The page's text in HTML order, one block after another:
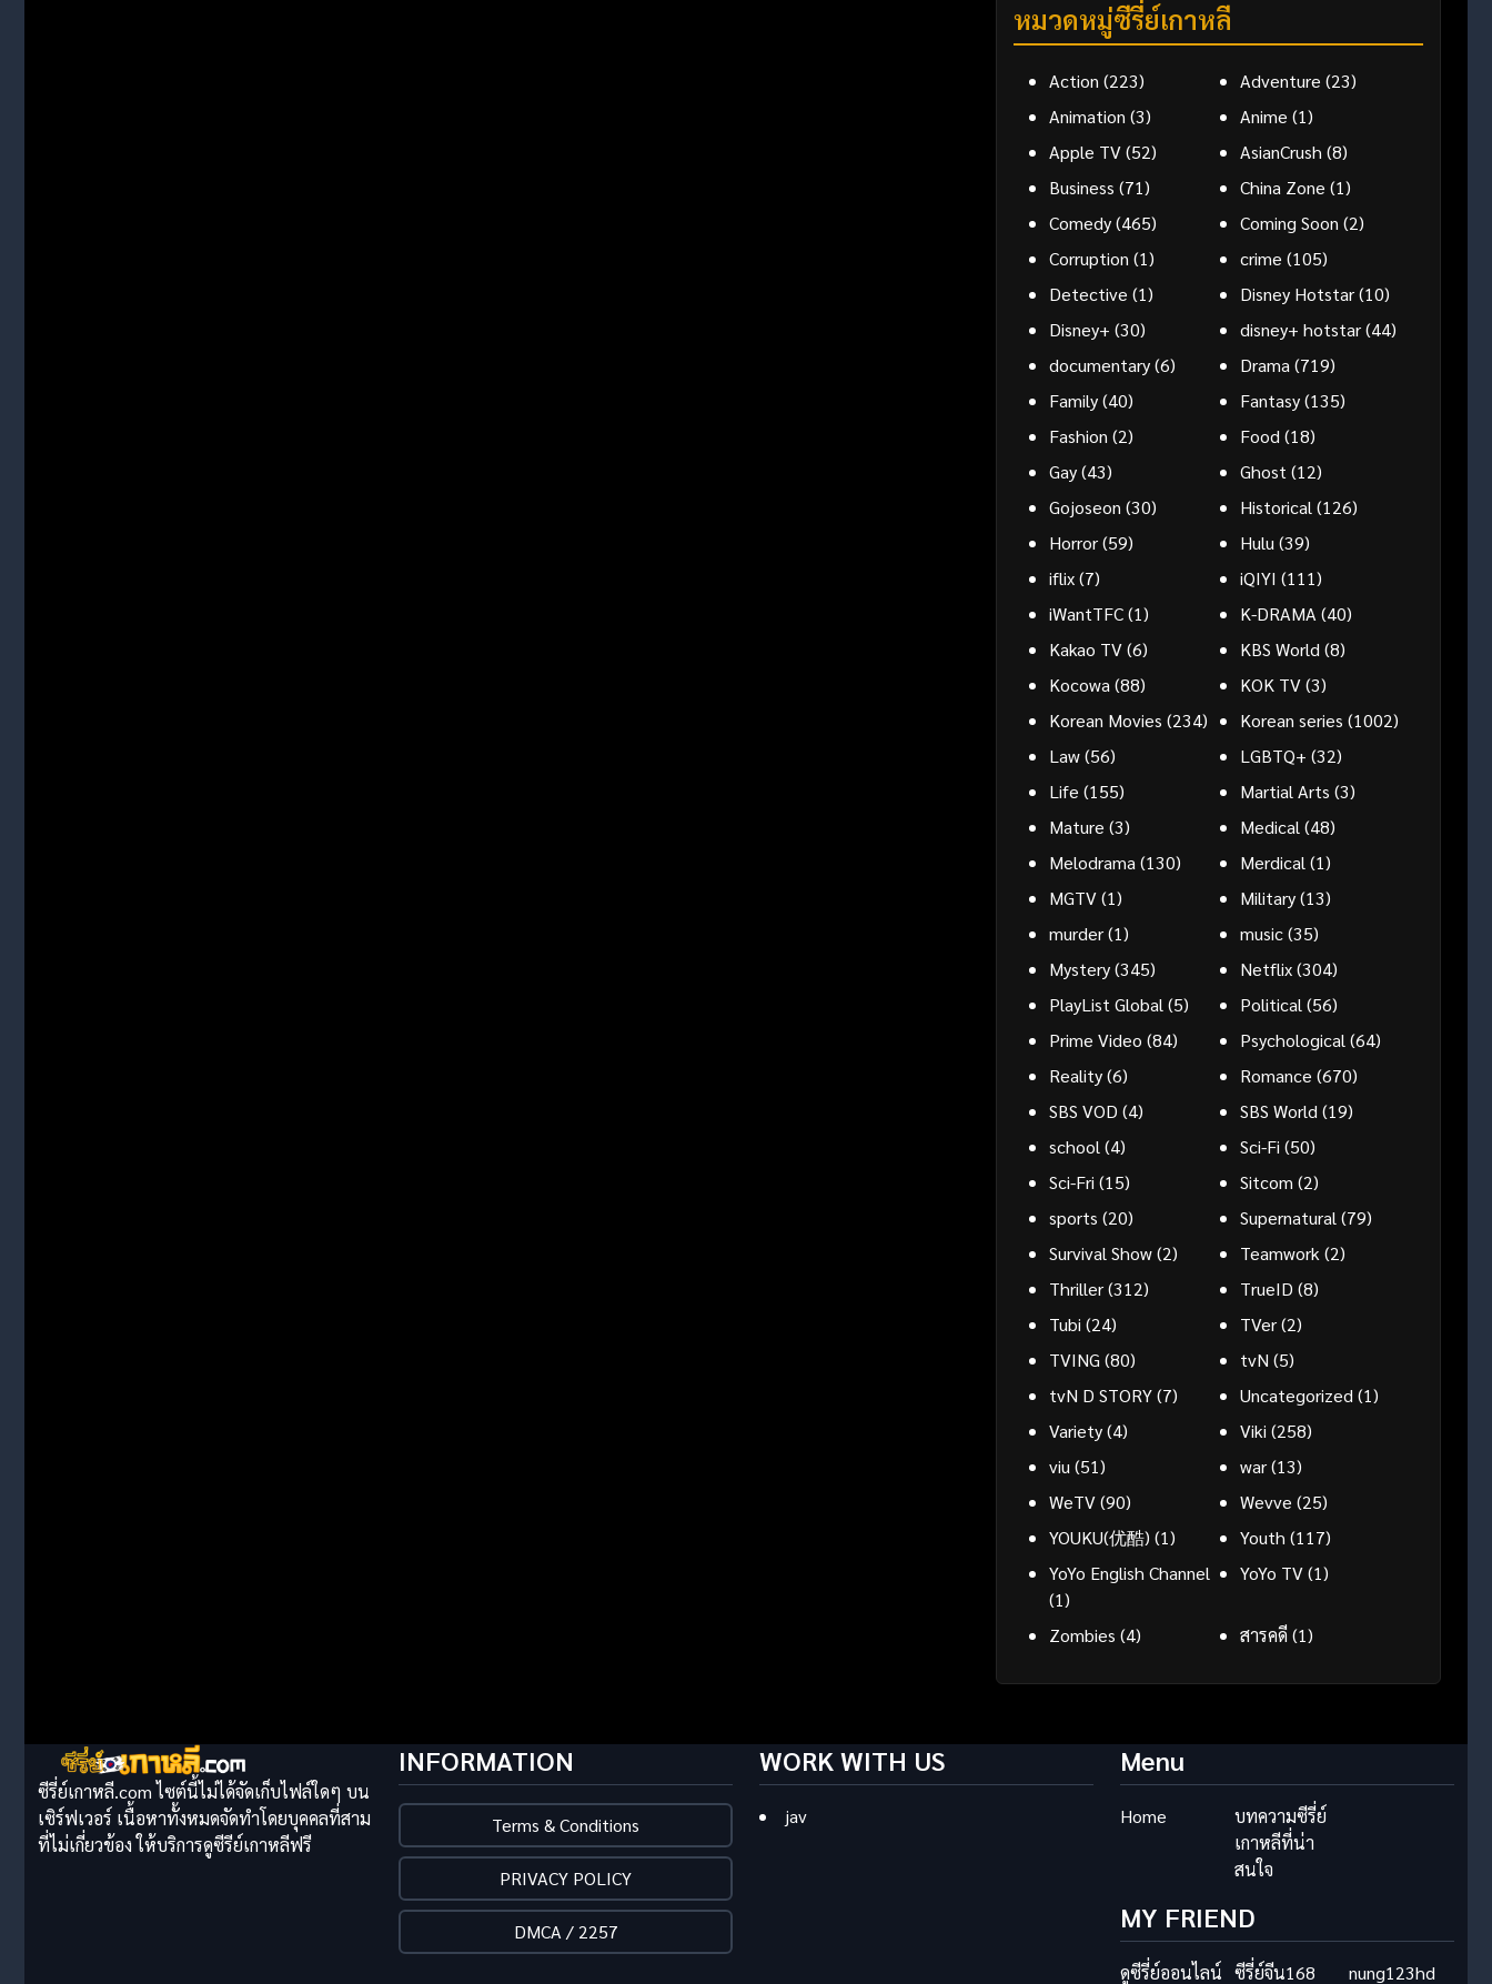
หมวดหมู่ซีรี่ย์เกาหลี
Action (223) Adventure (23)
Animation (3) Anime (1)
Apple TV(52) AsianCrush (8)
Business (71) China Zone (1)
Comedy(465) Coming Soon (2)
Corruption (1) crime (105)
Detective (1) Disney Hotstar(10)
Disney+ (30) disney+ hotstar(44)
documentary(6) Drama(719)
Family(40) Fantasy(135)
Fashion (2) Food(18)
Gay(43) Ghost(12)
Gojoseon (30) Historical(126)
Horror(59) Hulu(39)
iflix(7) iQIYI (111)
iWantTFC(1) K-DRAMA(40)
Kakao TV(6) KBS World(8)
Kocowa(88) KOK TV(3)
Korean Movies (234) Korean series (1002)
Law(56) LGBTQ+ (32)
Life (155) Martial Arts (3)
Mature (3) Medical(48)
Melodrama(130) Merdical(1)
MGTV(1) Military(13)
murder(1) music(35)
Mystery(345) Netflix(304)
PlayList Global(5) Political(56)
Prime Video (84) Psychological(64)
Reality(6) Romance (670)
SBS VOD (4) SBS World(19)
school(4) Sci-Fi (50)
Sci-Fri (15) Sitcom (2)
sports (20) Supernatural(79)
Survival Show(2) Teamwork(2)
Thriller(312) TrueID (8)
Tubi (24) TVer(2)
TVING (80) tvN (5)
tvN D STORY(7) Uncategorized(1)
Variety(4) Viki (258)
viu(51) war(13)
WeTV(90) Wevve (25)
YOUKU(优酷) (1) Youth (117)
YoYo English Channel
(1)
YoYo TV(1)
Zombies (4) สารคดี(1)
ซีรี่ย์เกาหลี.com ไซต์นี้ไม่ได้จัดเก็บไฟล์ใดๆ บน
เซิร์ฟเวอร์ เนื้อหาทั้งหมดจัดทำโดยบุคคลที่สาม
ที่ไม่เกี่ยวข้อง ให้บริการดูซีรีย์เกาหลีฟรี
INFORMATION
Terms & Conditions
PRIVACY POLICY
DMCA / 2257
WORK WITH US
jav
Menu
Home
บทความซีรี่ย์
เกาหลีที่น่า
สนใจ
MY FRIEND
ดูซีรี่ย์ออนไลน์ ซีรี่ย์จีน168 nung123hd